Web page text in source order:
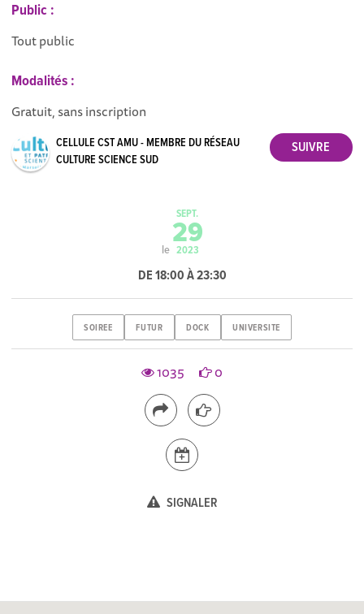
Public :
Tout public
Modalités :
Gratuit, sans inscription
CELLULE CST AMU - MEMBRE DU RÉSEAU
CULTURE SCIENCE SUD
le
SEPT.
29
2023
DE 18:00 À 23:30
SOIREE FUTUR DOCK UNIVERSITE
1035 0
SIGNALER